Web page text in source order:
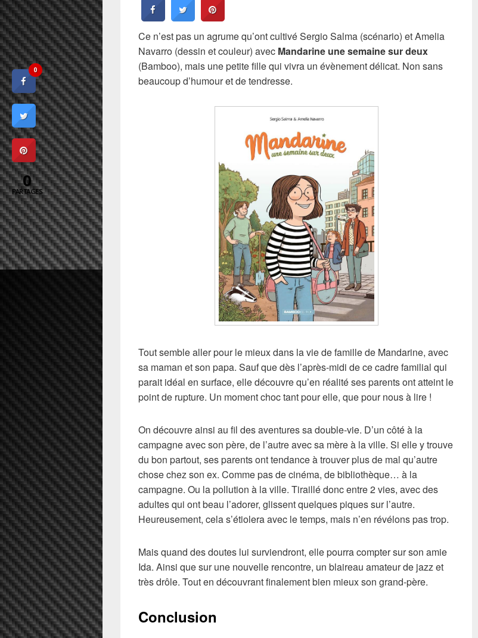
Ce n’est pas un agrume qu’ont cultivé Sergio Salma (scénario) et Amelia
Navarro (dessin et couleur) avec Mandarine une semaine sur deux
(Bamboo), mais une petite fille qui vivra un évènement délicat. Non sans
beaucoup d’humour et de tendresse.
Tout semble aller pour le mieux dans la vie de famille de Mandarine, avec
sa maman et son papa. Sauf que dès l’après-midi de ce cadre familial qui
parait idéal en surface, elle découvre qu’en réalité ses parents ont atteint le
point de rupture. Un moment choc tant pour elle, que pour nous à lire !
On découvre ainsi au fil des aventures sa double-vie. D’un côté à la
campagne avec son père, de l’autre avec sa mère à la ville. Si elle y trouve
du bon partout, ses parents ont tendance à trouver plus de mal qu’autre
chose chez son ex. Comme pas de cinéma, de bibliothèque… à la
campagne. Ou la pollution à la ville. Tiraillé donc entre 2 vies, avec des
adultes qui ont beau l’adorer, glissent quelques piques sur l’autre.
Heureusement, cela s’étiolera avec le temps, mais n’en révélons pas trop.
Mais quand des doutes lui surviendront, elle pourra compter sur son amie
Ida. Ainsi que sur une nouvelle rencontre, un blaireau amateur de jazz et
très drôle. Tout en découvrant finalement bien mieux son grand-père.
Conclusion
0
0
PARTAGES